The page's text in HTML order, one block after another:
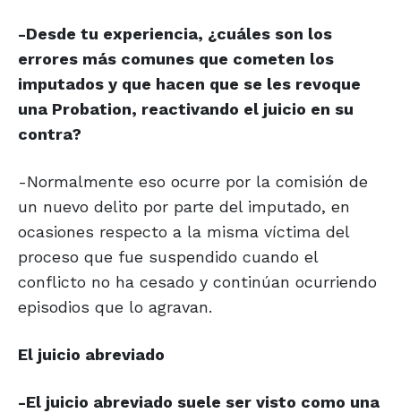
-Desde tu experiencia, ¿cuáles son los
errores más comunes que cometen los
imputados y que hacen que se les revoque
una Probation, reactivando el juicio en su
contra?
-Normalmente eso ocurre por la comisión de
un nuevo delito por parte del imputado, en
ocasiones respecto a la misma víctima del
proceso que fue suspendido cuando el
conflicto no ha cesado y continúan ocurriendo
episodios que lo agravan.
El juicio abreviado
-El juicio abreviado suele ser visto como una